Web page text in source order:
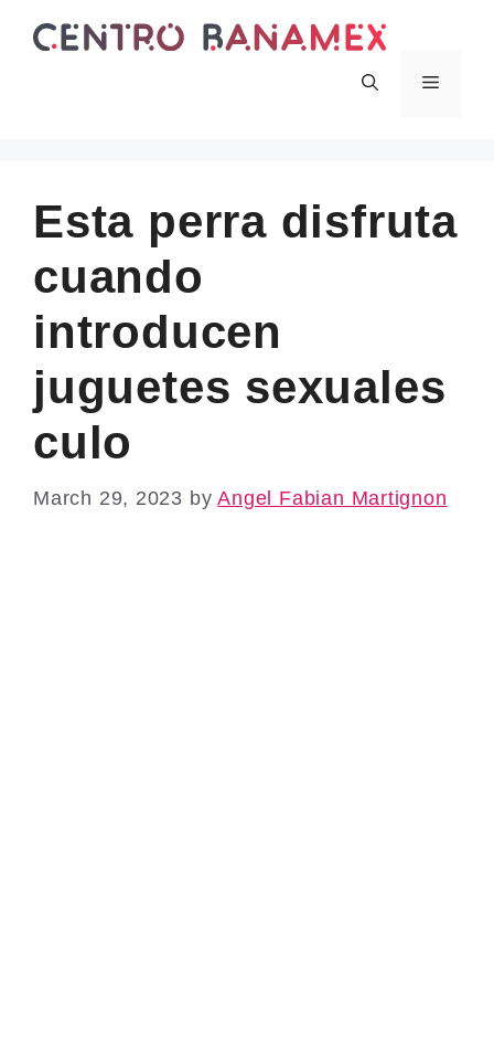
Menu
Esta perra disfruta
cuando
introducen
juguetes sexuales
culo
March 29, 2023 byAngel Fabian Martignon